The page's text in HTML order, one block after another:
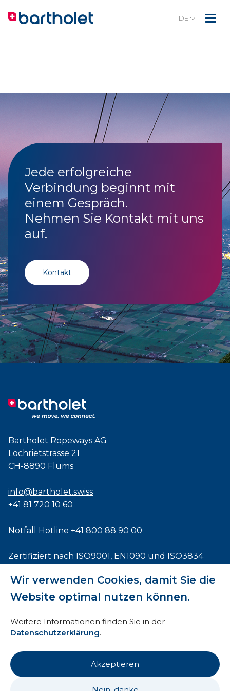
Wir verwenden Cookies, damit Sie die
Website optimal nutzen können.
Weitere Informationen finden Sie in der
Datenschutzerklärung.
Akzeptieren
DE
Jede erfolgreiche
Verbindung beginnt mit
einem Gespräch.
Nehmen Sie Kontakt mit uns
auf.
Kontakt
Bartholet Ropeways AG
Lochrietstrasse 21
CH-8890 Flums
info@bartholet.swiss
+41 81 720 10 60
Notfall Hotline +41 800 88 90 00
Zertifiziert nach ISO9001, EN1090 und ISO3834
Impressum
HTI